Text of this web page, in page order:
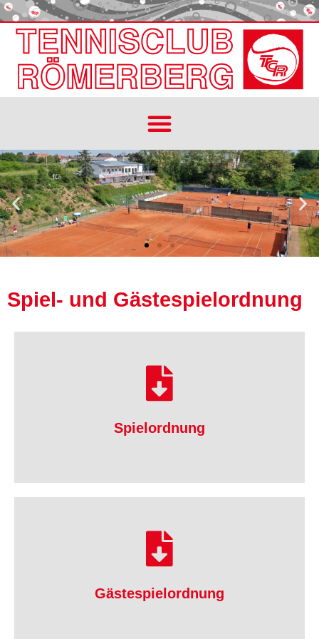
Spiel- und Gästespielordnung
Spielordnung
Spielordnung
herunterladen
Gästespielordnung
Gästespielordnung
herunterladen